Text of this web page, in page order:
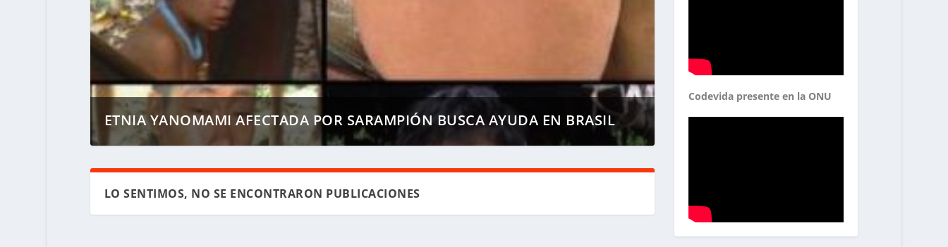
ETNIA YANOMAMI AFECTADA POR SARAMPIÓN BUSCA AYUDA EN BRASIL
LO SENTIMOS, NO SE ENCONTRARON PUBLICACIONES
Codevida presente en la ONU